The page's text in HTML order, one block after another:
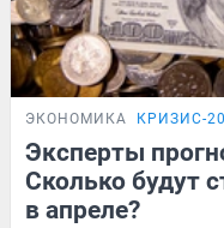
ЭКОНОМИКА КРИЗИС-
Эксперты
Сколько будут
в апреле?